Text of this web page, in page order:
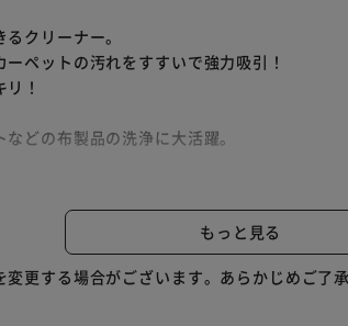
クリーナー。
ペットの汚れをすすいで強力吸引！
！
どの布製品の洗浄に大活躍。
楽々噴霧。
ズルを下方に向けないと噴霧されない安心設計
いた汚れは、アルカリイオン水などの洗浄
もっと見る
更する場合がございます。あらかじめご了承